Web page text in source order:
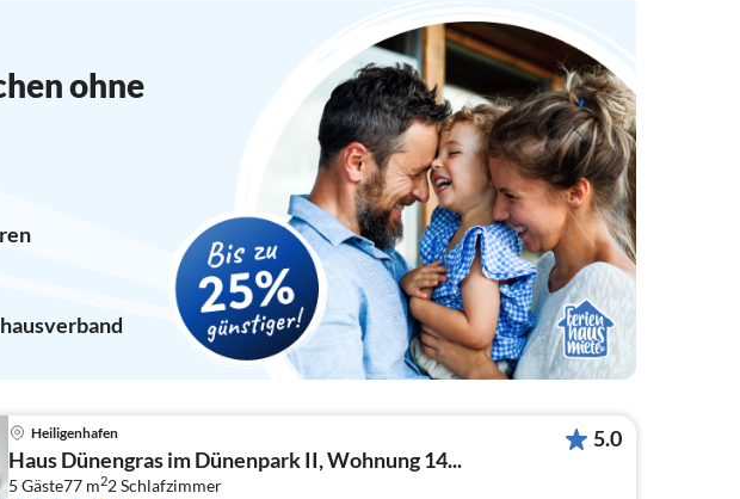
ohne
Heiligenhafen
Haus Dünengras im Dünenpark II, Wohnung 14...
5 Gäste77 m22Schlafzimmer
5.0